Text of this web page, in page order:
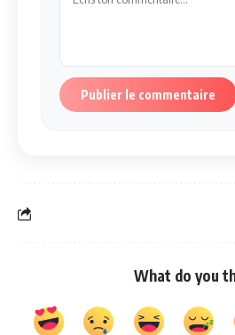
Publier le commentaire
What do you